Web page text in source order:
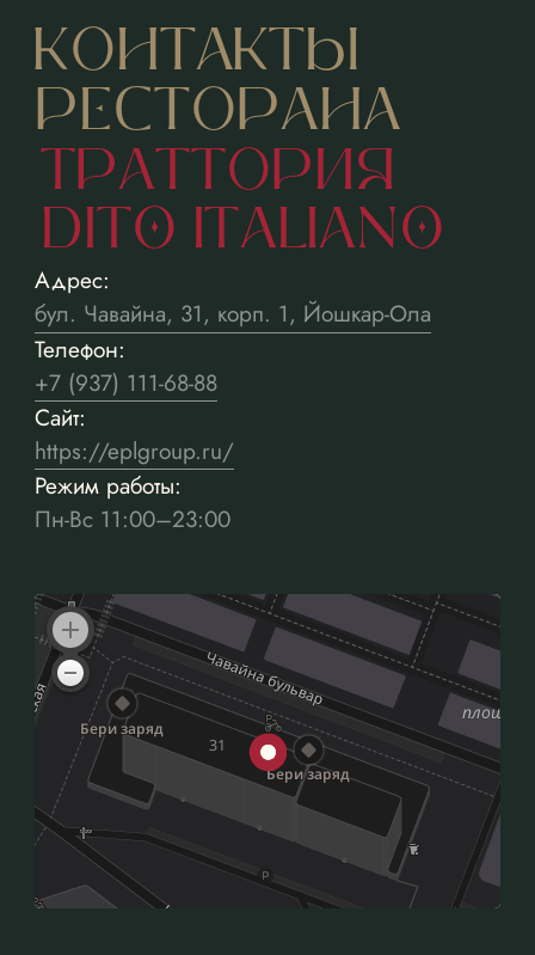
КОНТАКТЫ
РЕСТОРАНА
ТРАТТОРИЯ
DITO ITALIANO
Адрес:
бул. Чавайна, 31, корп. 1, Йошкар-Ола
Телефон:
+7 (937) 111-68-88
Сайт:
https://eplgroup.ru/
Режим работы:
Пн-Вс 11:00–23:00